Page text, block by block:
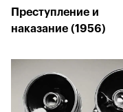
Преступление и
наказание (1956)